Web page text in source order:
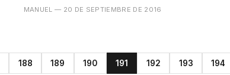
MANUEL — 20 DE SEPTIEMBRE DE 2016
188 189 190 191 192 193 194